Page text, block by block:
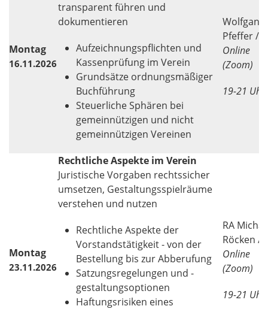
Montag
16.11.2026
transparent führen und
dokumentieren
Aufzeichnungspflichten und
Kassenprüfung im Verein
Grundsätze ordnungsmäßiger
Buchführung
Steuerliche Sphären bei
gemeinnützigen und nicht
gemeinnützigen Vereinen
Wolfgang
Pfeffer /
Online
(Zoom)
19-21 Uhr
Montag
23.11.2026
Rechtliche Aspekte im Verein
Juristische Vorgaben rechtssicher
umsetzen, Gestaltungsspielräume
verstehen und nutzen
Rechtliche Aspekte der
Vorstandstätigkeit - von der
Bestellung bis zur Abberufung
Satzungsregelungen und -
gestaltungsoptionen
Haftungsrisiken eines
RA
Röcken /
Online
(Zoom)
19-21 Uhr